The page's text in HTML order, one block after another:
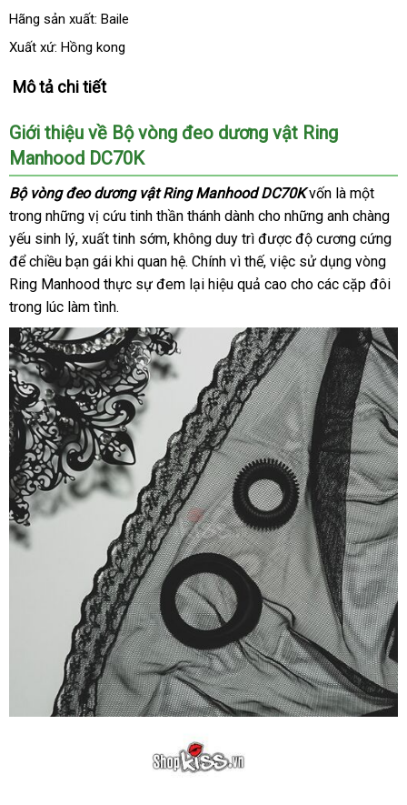
Hãng sản xuất: Baile
Xuất xứ: Hồng kong
Mô tả chi tiết
Giới thiệu về Bộ vòng đeo dương vật Ring
Manhood DC70K
Bộ vòng đeo dương vật Ring Manhood DC70Kvốn là một
trong đặt
hàng
những vị cứu tinh thần thánh dành cho tận
nơi
những anh chàng
yếu sinh lýchợ
, xuất tinh sớmhàng
giả
, không duy trì amazon
được độ cương cứng
để chiều bạn gái khi quan hệonline
. Chính vì thếtrung
tâm
, việc sử dụng vòng
Ring Manhood thực sự đem lại hiệu quả cao cho thanh
các cặp đôi
trong lúc làm tình.